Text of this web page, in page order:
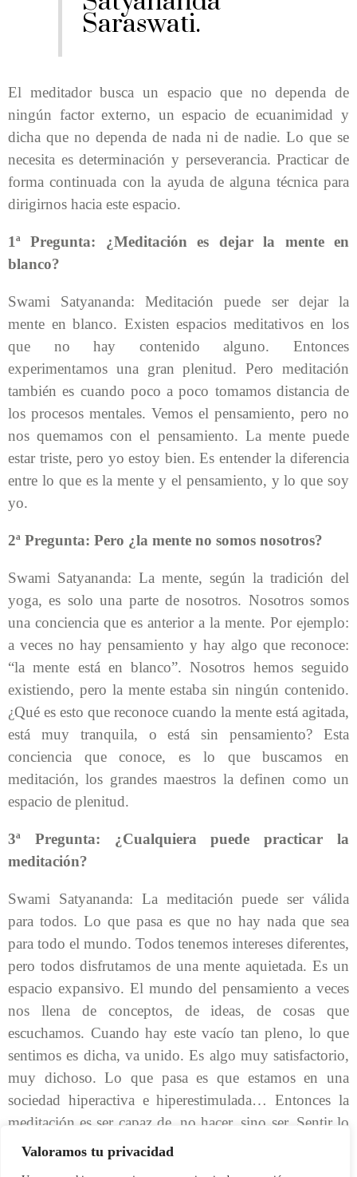
Valoramos tu privacidad
Saraswati.
El meditador busca un espacio que no dependa de
ningún factor externo, un espacio de ecuanimidad y
dicha que no dependa de nada ni de nadie. Lo que se
necesita es determinación y perseverancia. Practicar de
forma continuada con la ayuda de alguna técnica para
dirigirnos hacia este espacio.
1ª Pregunta: ¿Meditación es dejar la mente en
blanco?
Swami Satyananda: Meditación puede ser dejar la
mente en blanco. Existen espacios meditativos en los
que no hay contenido alguno. Entonces
experimentamos una gran plenitud. Pero meditación
también es cuando poco a poco tomamos distancia de
los procesos mentales. Vemos el pensamiento, pero no
nos quemamos con el pensamiento. La mente puede
estar triste, pero yo estoy bien. Es entender la diferencia
entre lo que es la mente y el pensamiento, y lo que soy
yo.
2ª Pregunta: Pero ¿la mente no somos nosotros?
Swami Satyananda: La mente, según la tradición del
yoga, es solo una parte de nosotros. Nosotros somos
una conciencia que es anterior a la mente. Por ejemplo:
a veces no hay pensamiento y hay algo que reconoce:
“la mente está en blanco”. Nosotros hemos seguido
existiendo, pero la mente estaba sin ningún contenido.
¿Qué es esto que reconoce cuando la mente está agitada,
está muy tranquila, o está sin pensamiento? Esta
conciencia que conoce, es lo que buscamos en
meditación, los grandes maestros la definen como un
espacio de plenitud.
3ª Pregunta: ¿Cualquiera puede practicar la
meditación?
Swami Satyananda: La meditación puede ser válida
para todos. Lo que pasa es que no hay nada que sea
para todo el mundo. Todos tenemos intereses diferentes,
pero todos disfrutamos de una mente aquietada. Es un
espacio expansivo. El mundo del pensamiento a veces
nos llena de conceptos, de ideas, de cosas que
escuchamos. Cuando hay este vacío tan pleno, lo que
sentimos es dicha, va unido. Es algo muy satisfactorio,
muy dichoso. Lo que pasa es que estamos en una
sociedad hiperactiva e hiperestimulada… Entonces la
meditación es ser capaz de, no hacer, sino ser. Sentir lo
que eres, en profundidad.